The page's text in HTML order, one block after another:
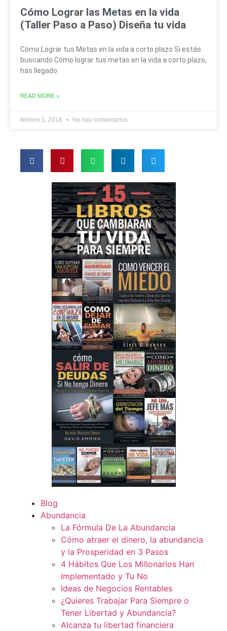
Cómo Lograr las Metas en la vida
(Taller Paso a Paso) Diseña tu vida
Cómo Lograr tus Metas en la vida a corto plazo Si estás
buscando Cómo lograr tus metas en la vida a corto plazo,
has llegado
READ MORE »
febrero 1, 2018 No hay comentarios
Blog
Abundancia
La Fórmula De La Abundancia
Cómo atraer el dinero, la abundancia
y la Prosperidad en 3 Pasos
4 Hábitos Que Los Millonarios Han
Implementado y Tu No
Ideas de Negocios Rentables
¿Quieres Trabajar Para Siempre o
Tener Libertad y Abundancia?
Alcanza tu libertad financiera